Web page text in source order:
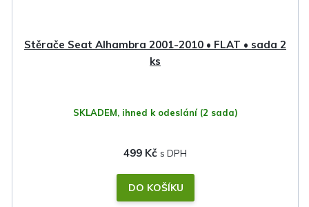
Stěrače Seat Alhambra 2001-2010 • FLAT • sada 2
ks
SKLADEM, ihned k odeslání (2 sada)
499 Kč
DO KOŠÍKU